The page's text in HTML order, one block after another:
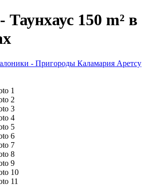
150 m² в
- Пригороды Каламария Аретсу